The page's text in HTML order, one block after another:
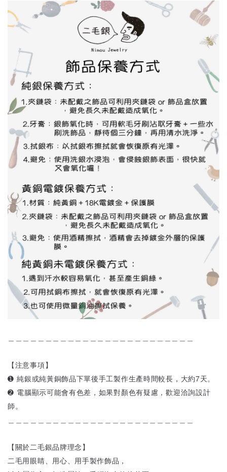
【注意事項】
➊ 純銀或純黃銅飾品下單後手工製作生產時間較長，大約7天。
➋ 電腦顯示可能會有色差，如果對顏色有疑慮，歡迎洽詢設計
師。
【關於二毛銀品牌理念】
二毛用眼睛、用心、用手製作飾品，